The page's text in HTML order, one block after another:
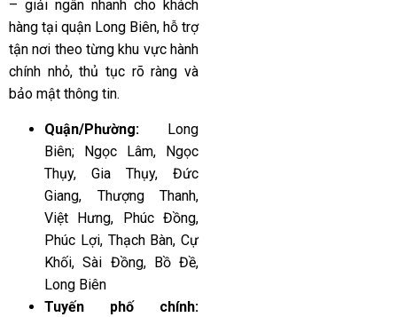
– giải ngân nhanh cho khách
hàng tại quận Long Biên, hỗ trợ
tận nơi theo từng khu vực hành
chính nhỏ, thủ tục rõ ràng và
bảo mật thông tin.
Quận/Phường: Long
Biên; Ngọc Lâm, Ngọc
Thụy, Gia Thụy, Đức
Giang, Thượng Thanh,
Việt Hưng, Phúc Đồng,
Phúc Lợi, Thạch Bàn, Cự
Khối, Sài Đồng, Bồ Đề,
Long Biên
Tuyến phố chính: